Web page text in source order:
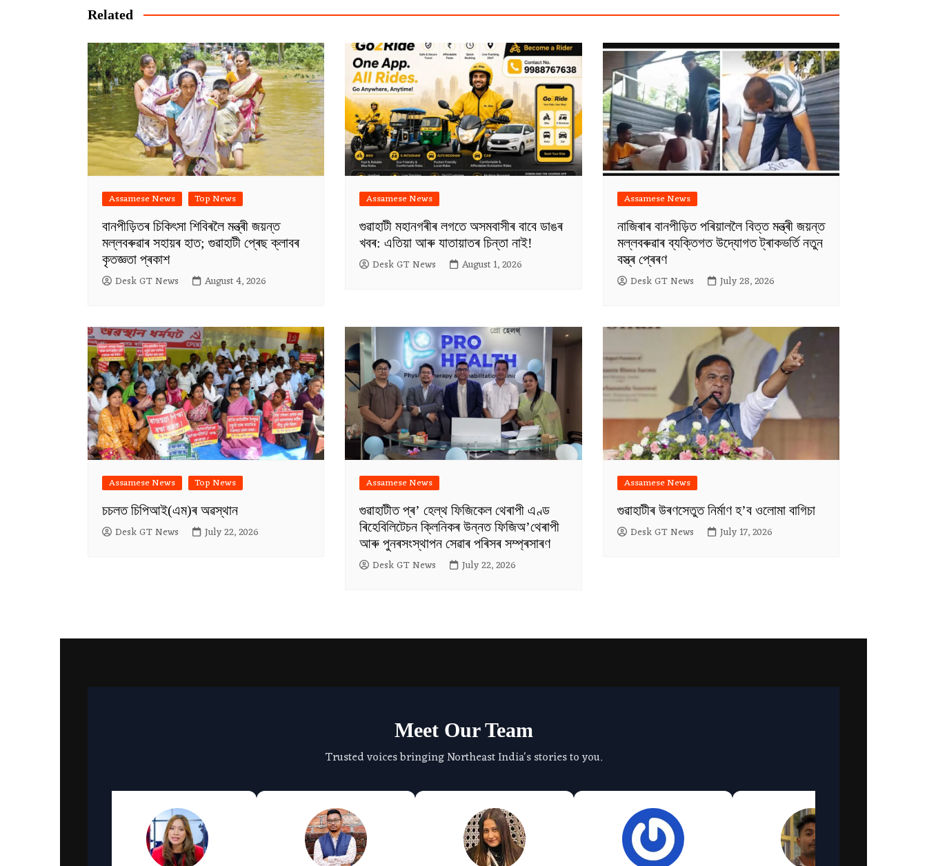
Related
Assamese News Top News
বানপীড়িতৰ চিকিৎসা শিবিৰলৈ মন্ত্ৰী জয়ন্ত
মল্লবৰুৱাৰ সহায়ৰ হাত; গুৱাহাটী প্ৰেছ ক্লাবৰ
কৃতজ্ঞতা প্ৰকাশ
Desk GT News August 4, 2026
Assamese News
গুৱাহাটী মহানগৰীৰ লগতে অসমবাসীৰ বাবে ডাঙৰ
খবৰ: এতিয়া আৰু যাতায়াতৰ চিন্তা নাই!
Desk GT News August 1, 2026
Assamese News
নাজিৰাৰ বানপীড়িত পৰিয়াললৈ বিত্ত মন্ত্ৰী জয়ন্ত
মল্লবৰুৱাৰ ব্যক্তিগত উদ্যোগত ট্ৰাকভৰ্তি নতুন
বস্ত্ৰ প্ৰেৰণ
Desk GT News July 28, 2026
Assamese News Top News
চচলত চিপিআই(এম)ৰ অৱস্থান
Desk GT News July 22, 2026
Assamese News
গুৱাহাটীত প্ৰ’ হেল্থ ফিজিকেল থেৰাপী এণ্ড
ৰিহেবিলিটেচন ক্লিনিকৰ উন্নত ফিজিঅ’থেৰাপী
আৰু পুনৰসংস্থাপন সেৱাৰ পৰিসৰ সম্প্ৰসাৰণ
Desk GT News July 22, 2026
Assamese News
গুৱাহাটীৰ উৰণসেতুত নিৰ্মাণ হ’ব ওলোমা বাগিচা
Desk GT News July 17, 2026
Meet Our Team
Trusted voices bringing Northeast India's stories to you.